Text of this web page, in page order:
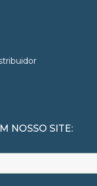
NOSSO SITE: